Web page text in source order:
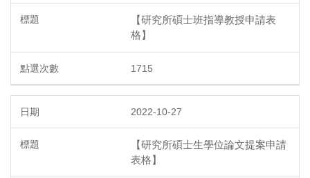
【研究所碩士班指導教授申請表
格】
1715
2022-10-27
【研究所碩士生學位論文提案申請
表格】